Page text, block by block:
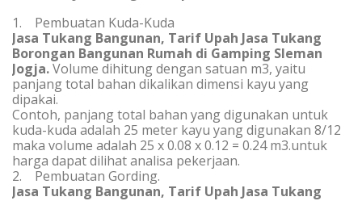
1. Pembuatan Kuda-Kuda
Jasa Tukang Bangunan, Tarif Upah Jasa Tukang
Borongan Bangunan Rumah di Gamping Sleman
Jogja.Volume dihitung dengan satuan m3, yaitu
panjang total bahan dikalikan dimensi kayu yang
dipakai.
Contoh, panjang total bahan yang digunakan untuk
kuda-kuda adalah 25 meter kayu yang digunakan 8/12
maka volume adalah 25 x 0.08 x 0.12 = 0.24 m3.untuk
harga dapat dilihat analisa pekerjaan.
2. Pembuatan Gording.
Jasa Tukang Bangunan, Tarif Upah Jasa Tukang